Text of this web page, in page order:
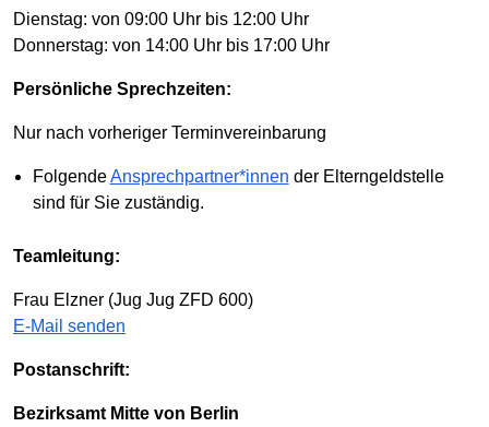
Dienstag: von 09:00 Uhr bis 12:00 Uhr
Donnerstag: von 14:00 Uhr bis 17:00 Uhr
Persönliche Sprechzeiten:
Nur nach vorheriger Terminvereinbarung
FolgendeAnsprechpartner*innen der Elterngeldstelle
sind für Sie zuständig.
Teamleitung:
Frau Elzner (Jug Jug ZFD 600)
E-Mail senden
Postanschrift:
Bezirksamt Mitte von Berlin